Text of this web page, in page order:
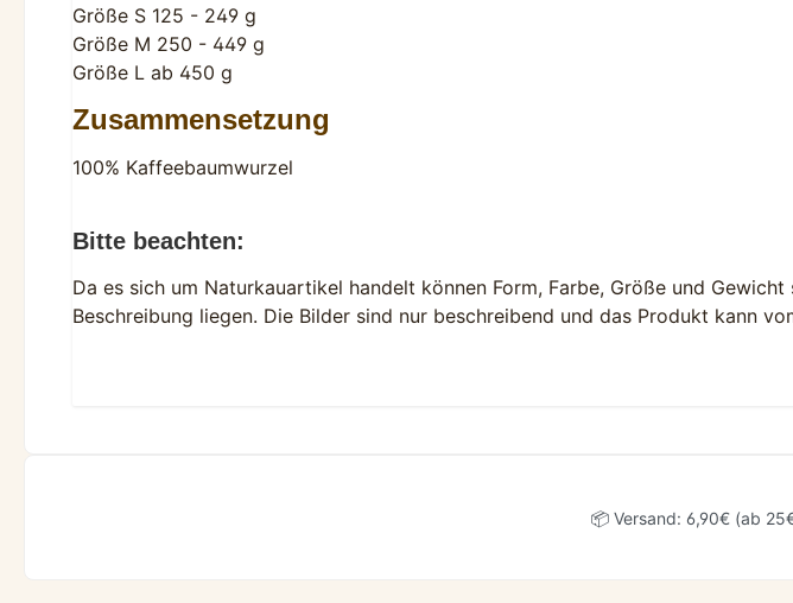
Größe S 125 - 249 g
Größe M 250 - 449 g
Größe L ab 450 g
Zusammensetzung
100% Kaffeebaumwurzel
Bitte beachten:
Da es sich um Naturkauartikel handelt können Form, Farbe, Größe und
Beschreibung liegen. Die Bilder sind nur beschreibend und das Produkt kann
📦 Versand: 6,90€ (ab